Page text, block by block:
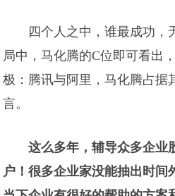
四个人之中，谁最成功，
局中，马化腾的C位即可看出
极：腾讯与阿里，马化腾占据
言。
这么多年，辅导众多企业
户！很多企业家没能抽出时间